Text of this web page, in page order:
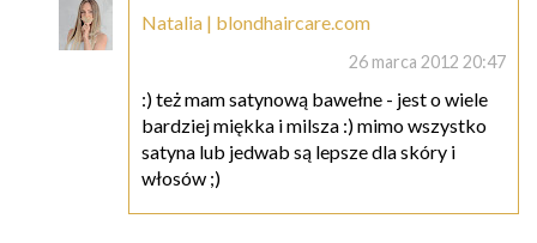
Natalia | blondhaircare.com
26 marca 2012 20:47
:) też mam satynową bawełne - jest o wiele
bardziej miękka i milsza :) mimo wszystko
satyna lub jedwab są lepsze dla skóry i
włosów ;)